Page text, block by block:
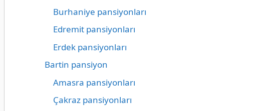
Burhaniye pansiyonları
Edremit pansiyonları
Erdek pansiyonları
Bartin pansiyon
Amasra pansiyonları
Çakraz pansiyonları